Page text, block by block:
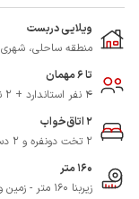
ویلایی دربست
منطقه ساحلی، شهری
تا 6 مهمان
4 نفر استاندارد + 2 نفر اضافه
2 اتاق‌خواب
2 تخت دونفره و 2 دست رختخواب
160 متر
زیربنا 160 متر - زمین و محوطه 300 متر